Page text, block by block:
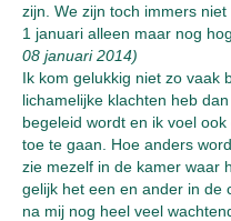
zijn. We zijn toch immers niet
1 januari alleen maar nog
08 januari 2014)
Ik kom gelukkig niet zo vaak
lichamelijke klachten heb
begeleid wordt en ik voel
toe te gaan. Hoe anders
zie mezelf in de kamer waar
gelijk het een en ander in de
na mij nog heel veel